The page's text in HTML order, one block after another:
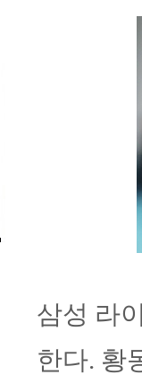
삼성 라
한다. 황